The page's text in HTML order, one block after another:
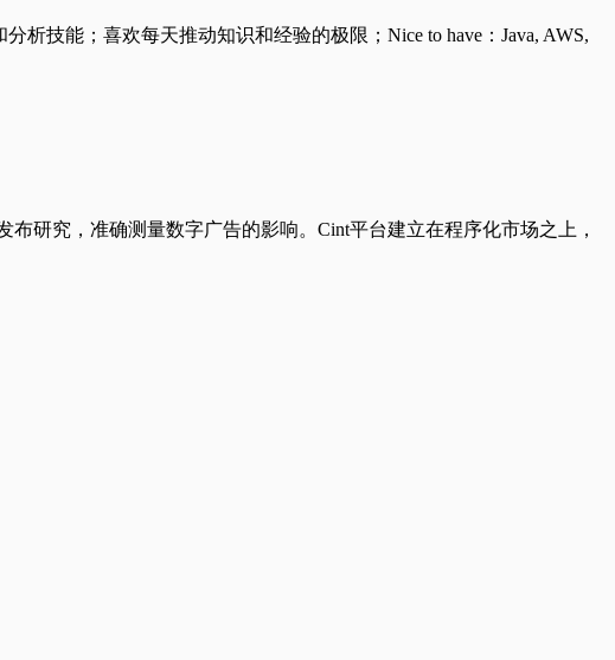
技能；喜欢每天推动知识和经验的极限；Nice to have：Java, AWS,
研究，准确测量数字广告的影响。Cint平台建立在程序化市场之上，